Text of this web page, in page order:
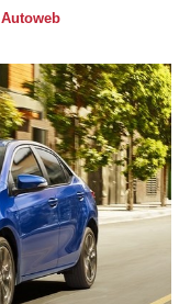
Autoweb